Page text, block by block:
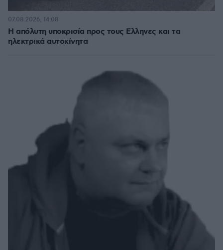
Η απόλυτη υποκρισία προς τους Ελληνες και τα
ηλεκτρικά αυτοκίνητα
07.08.2026, 14:08